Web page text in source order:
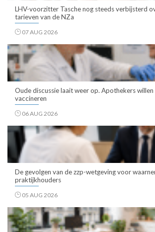
LHV-voorzitter Tasche nog steeds verbijsterd
tarieven van de NZa
07 AUG 2026
Oude discussie laait weer op. Apothekers
vaccineren
06 AUG 2026
De gevolgen van de zzp-wetgeving voor
praktijkhouders
05 AUG 2026